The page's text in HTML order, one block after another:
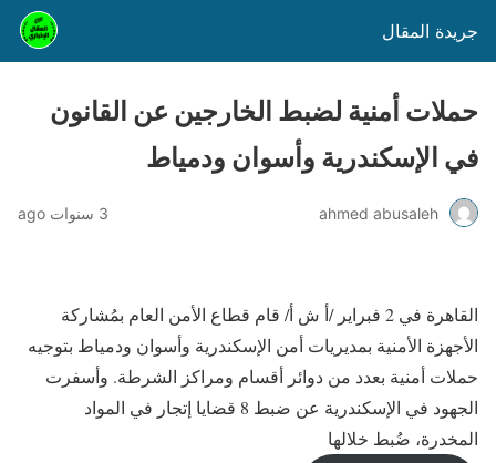
جريدة المقال
حملات أمنية لضبط الخارجين عن القانون
في الإسكندرية وأسوان ودمياط
ahmed abusaleh 3 سنوات ago
القاهرة في 2 فبراير /أ ش أ/ قام قطاع الأمن العام بمُشاركة
الأجهزة الأمنية بمديريات أمن الإسكندرية وأسوان ودمياط بتوجيه
حملات أمنية بعدد من دوائر أقسام ومراكز الشرطة. وأسفرت
الجهود في الإسكندرية عن ضبط 8 قضايا إتجار في المواد
المخدرة، ضُبط خلالها